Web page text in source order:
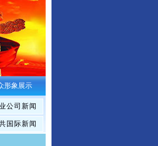
形象展示
公司新闻
国际新闻